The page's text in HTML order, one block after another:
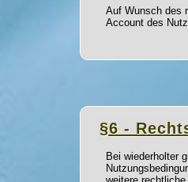
Auf Wunsch des
Account des
§6 -
Bei wiederholter